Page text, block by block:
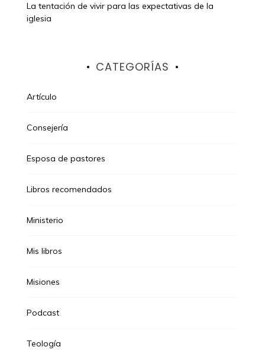
La tentación de vivir para las expectativas de la
iglesia
CATEGORÍAS
Artículo
Consejería
Esposa de pastores
Libros recomendados
Ministerio
Mis libros
Misiones
Podcast
Teología